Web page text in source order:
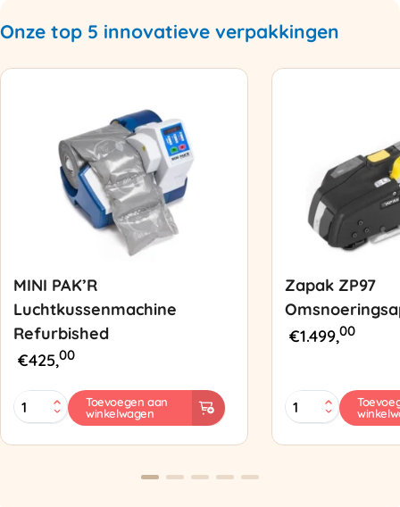
Onze top 5 innovatieve verpakkingen
MINI PAK’R
Luchtkussenmachine
Refurbished
€425,00
MINI
PAK'R
Refurbished
Toevoegen aan
winkelwagen
Zapak ZP97
€1.499,00
Zapak
ZP97
aantal